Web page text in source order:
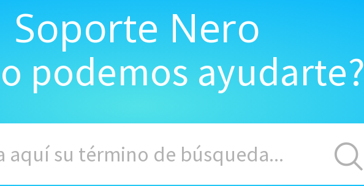
Soporte Nero
podemos ayudarte?